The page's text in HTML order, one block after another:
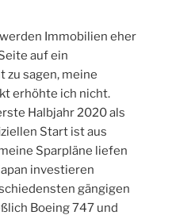
Immobilien eher
auf ein
zu sagen, meine
erhöhte ich nicht.
Halbjahr 2020 als
Start ist aus
Sparpläne liefen
investieren
gängigen
Boeing 747 und